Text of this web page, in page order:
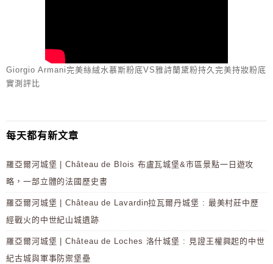
Giorgio Armani完美絲絨水慕斯粉底VS雅詩蘭黛粉持久完美持妝粉底
實測評比
每天都有新文章
羅亞爾河城堡 | Château de Blois 布盧瓦城堡&市區景點一日遊攻
略，一部立體的法國歷史書
羅亞爾河城堡 | Château de Lavardin拉瓦爾丹城堡 : 最美村莊中歷
經戰火的中世紀山城遺跡
羅亞爾河城堡 | Château de Loches 洛什城堡 : 見證王權興起的中世
紀古城與軍事防禦堡壘